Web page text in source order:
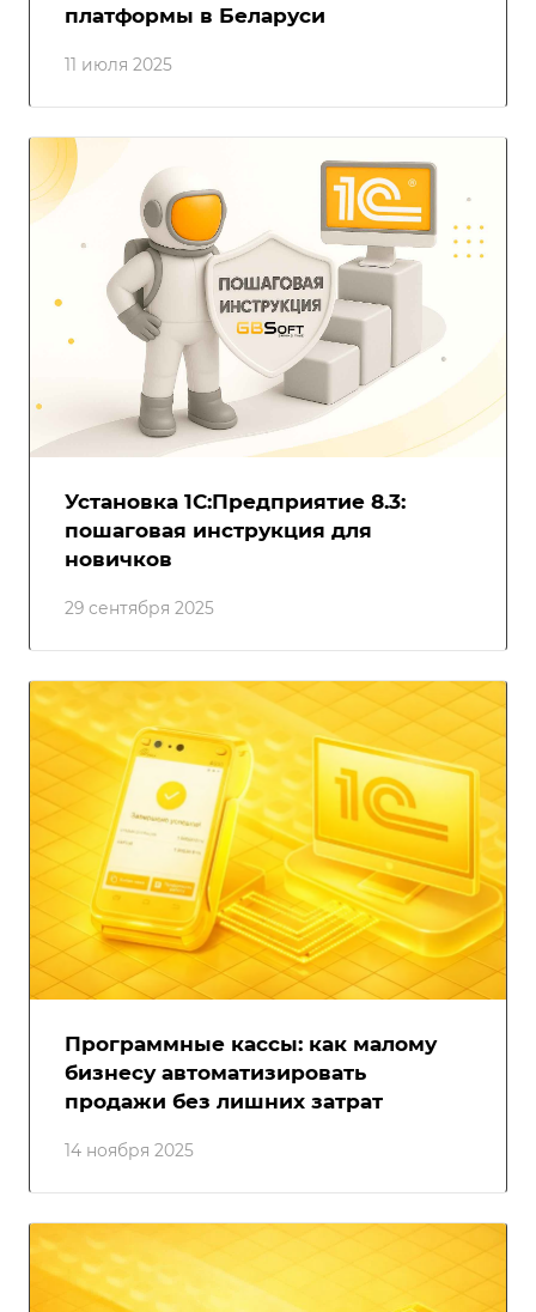
11 июля 2025
платформы в Беларуси
29 сентября 2025
Установка 1С:Предприятие 8.3:
пошаговая инструкция для
новичков
14 ноября 2025
Программные кассы: как малому
бизнесу автоматизировать
продажи без лишних затрат